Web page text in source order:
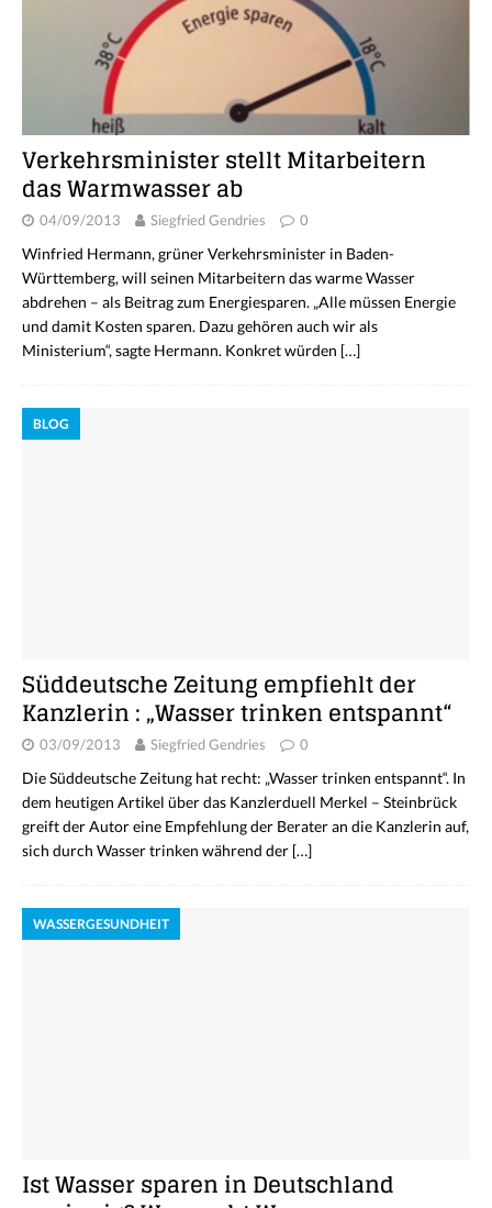
Verkehrsminister stellt Mitarbeitern
das Warmwasser ab
04/09/2013 Siegfried Gendries 0
Winfried Hermann, grüner Verkehrsminister in Baden-
Württemberg, will seinen Mitarbeitern das warme Wasser
abdrehen – als Beitrag zum Energiesparen. „Alle müssen Energie
und damit Kosten sparen. Dazu gehören auch wir als
Ministerium“, sagte Hermann. Konkret würden […]
BLOG
Süddeutsche Zeitung empfiehlt der
Kanzlerin : „Wasser trinken entspannt“
03/09/2013 Siegfried Gendries 0
Die Süddeutsche Zeitung hat recht: „Wasser trinken entspannt“. In
dem heutigen Artikel über das Kanzlerduell Merkel – Steinbrück
greift der Autor eine Empfehlung der Berater an die Kanzlerin auf,
sich durch Wasser trinken während der […]
WASSERGESUNDHEIT
Ist Wasser sparen in Deutschland